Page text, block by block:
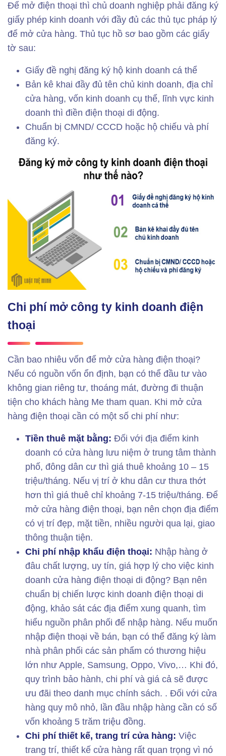
Để mở điện thoại thì chủ doanh nghiệp phải đăng ký
giấy phép kinh doanh với đầy đủ các thủ tục pháp lý
để mở cửa hàng. Thủ tục hồ sơ bao gồm các giấy
tờ sau:
Giấy đề nghị đăng ký hộ kinh doanh cá thể
Bản kê khai đầy đủ tên chủ kinh doanh, địa chỉ
cửa hàng, vốn kinh doanh cụ thể, lĩnh vực kinh
doanh thì điền điện thoại di động.
Chuẩn bị CMND/ CCCD hoặc hộ chiếu và phí
đăng ký.
Chi phí mở công ty kinh doanh điện
thoại
Cần bao nhiêu vốn để mở cửa hàng điện thoại?
Nếu có nguồn vốn ổn định, bạn có thể đầu tư vào
không gian riêng tư, thoáng mát, đường đi thuận
tiện cho khách hàng Me tham quan. Khi mở cửa
hàng điện thoại cần có một số chi phí như:
Tiền thuê mặt bằng: Đối với địa điểm kinh
doanh có cửa hàng lưu niệm ở trung tâm thành
phố, đông dân cư thì giá thuê khoảng 10 – 15
triệu/tháng. Nếu vị trí ở khu dân cư thưa thớt
hơn thì giá thuê chỉ khoảng 7-15 triệu/tháng. Để
mở cửa hàng điện thoại, bạn nên chọn địa điểm
có vị trí đẹp, mặt tiền, nhiều người qua lại, giao
thông thuận tiện.
Chi phí nhập khẩu điện thoại: Nhập hàng ở
đâu chất lượng, uy tín, giá hợp lý cho việc kinh
doanh cửa hàng điện thoại di động? Bạn nên
chuẩn bị chiến lược kinh doanh điện thoại di
động, khảo sát các địa điểm xung quanh, tìm
hiểu nguồn phân phối để nhập hàng. Nếu muốn
nhập điện thoại về bán, bạn có thể đăng ký làm
nhà phân phối các sản phẩm có thương hiệu
lớn như Apple, Samsung, Oppo, Vivo,… Khi đó,
quy trình bảo hành, chi phí và giá cả sẽ được
ưu đãi theo danh mục chính sách. . Đối với cửa
hàng quy mô nhỏ, lần đầu nhập hàng cần có số
vốn khoảng 5 trăm triệu đồng.
Chi phí thiết kế, trang trí cửa hàng: Việc
trang trí, thiết kế cửa hàng rất quan trọng vì nó